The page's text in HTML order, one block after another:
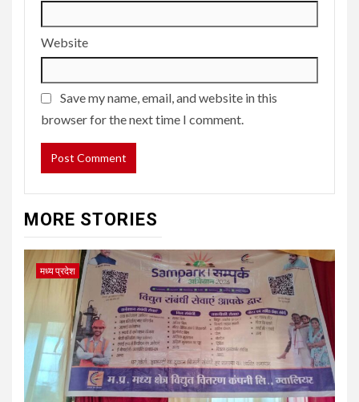
Website
Save my name, email, and website in this
browser for the next time I comment.
MORE STORIES
मध्य प्रदेश